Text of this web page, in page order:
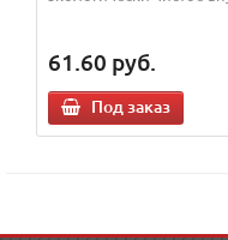
61.60 руб.
Под заказ